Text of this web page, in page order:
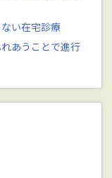
い在宅診療
あうことで進行